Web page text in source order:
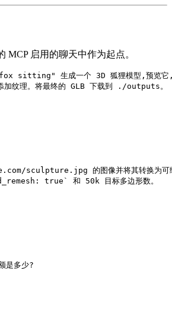
MCP 启用的聊天中作为起点。
sitting" 生成一个 3D 狐狸模型,预览
sculpture.jpg 的图像并将其转换为可